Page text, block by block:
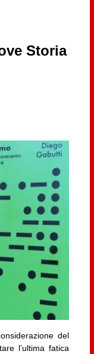
Storia
del
l’ultima fatica